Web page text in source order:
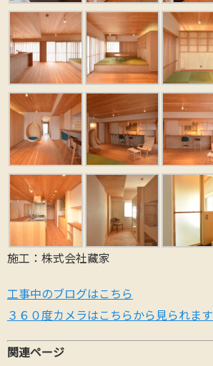
施工：株式会社藏家
工事中のブログはこちら
３６０度カメラはこちらから見られます
関連ページ